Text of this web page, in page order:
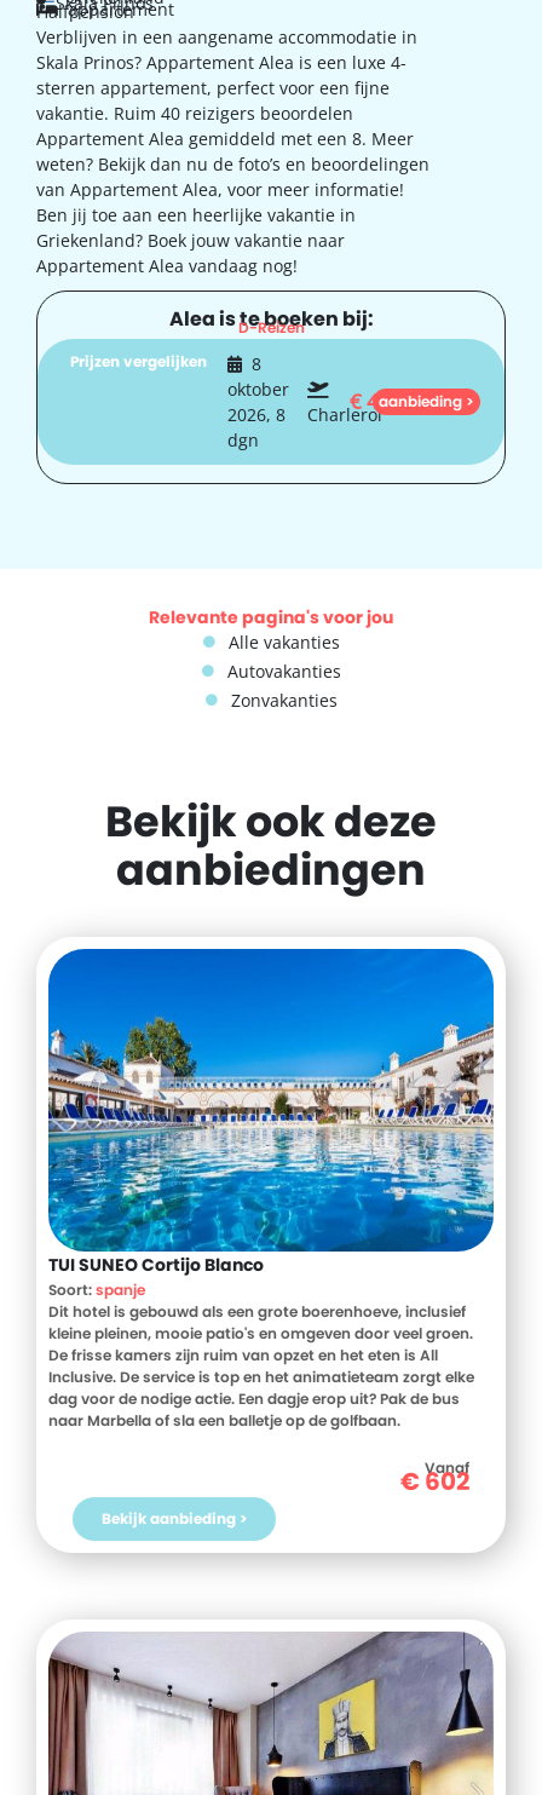
appartement
Halfpension
Verblijven in een aangename accommodatie in
Skala Prinos? Appartement Alea is een luxe 4-
sterren appartement, perfect voor een fijne
vakantie. Ruim 40 reizigers beoordelen
Appartement Alea gemiddeld met een 8. Meer
weten? Bekijk dan nu de foto’s en beoordelingen
van Appartement Alea, voor meer informatie!
Ben jij toe aan een heerlijke vakantie in
Griekenland? Boek jouw vakantie naar
Appartement Alea vandaag nog!
Alea is te boeken bij:
D-Reizen
Prijzen vergelijken
8
oktober
2026, 8
dgn
Charleroi
€486
aanbieding >
Relevante pagina's voor jou
Alle vakanties
Autovakanties
Zonvakanties
Bekijk ook deze
aanbiedingen
TUI SUNEO Cortijo Blanco
Soort:spanje
Dit hotel is gebouwd als een grote boerenhoeve, inclusief
kleine pleinen, mooie patio's en omgeven door veel groen.
De frisse kamers zijn ruim van opzet en het eten is All
Inclusive. De service is top en het animatieteam zorgt elke
dag voor de nodige actie. Een dagje erop uit? Pak de bus
naar Marbella of sla een balletje op de golfbaan.
Vanaf
€602
Bekijk aanbieding >